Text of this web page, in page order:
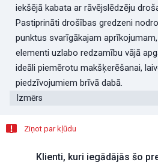
iekšējā kabata ar rāvējslēdzēju
Pastiprināti drošības gredzeni
punktus svarīgākajam
elementi uzlabo redzamību vājā
ideāli piemērotu makšķerēšanai,
piedzīvojumiem brīvā dabā.
Izmērs
Ziņot par kļūdu
Klienti, kuri iegādājās šo